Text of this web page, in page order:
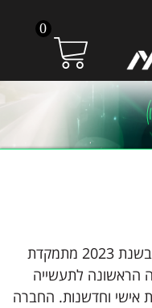
0
חברת אן וואי אלקטריק שהוקמה בשנת 2023 מתמקדת
הראשונה לתעשייה
אישי וחדשנות. החברה